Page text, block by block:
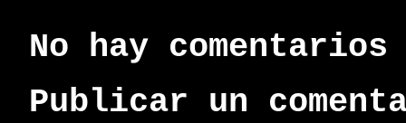
No hay
Publicar un